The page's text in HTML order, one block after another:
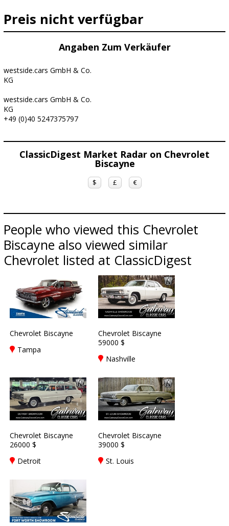
Preis nicht verfügbar
Angaben Zum Verkäufer
westside.cars GmbH & Co.
KG
westside.cars GmbH & Co.
KG
+49 (0)40 5247375797
ClassicDigest Market Radar on Chevrolet
Biscayne
$ £ €
People who viewed this Chevrolet
Biscayne also viewed similar
Chevrolet listed at ClassicDigest
Chevrolet Biscayne
Tampa
Chevrolet Biscayne
59000 $
Nashville
Chevrolet Biscayne
26000 $
Detroit
Chevrolet Biscayne
39000 $
St. Louis